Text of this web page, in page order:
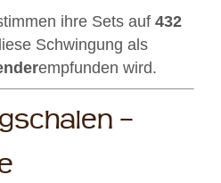
ihre Sets auf 432
Schwingung als
empfunden wird.
–